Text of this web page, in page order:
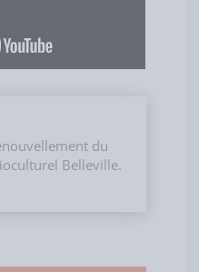
du
Belleville.